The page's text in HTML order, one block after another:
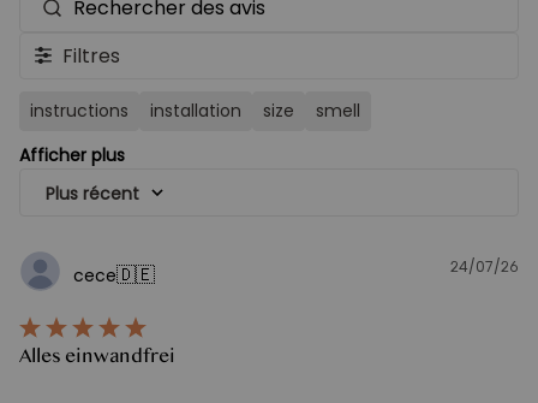
Filtres
instructions installation size
smell
Afficher plus
Plus récent
cece🇩🇪
Alles einwandfrei
24/07/26